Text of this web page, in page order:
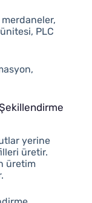
merdaneler,
PLC
yerine
üretir.
üretim